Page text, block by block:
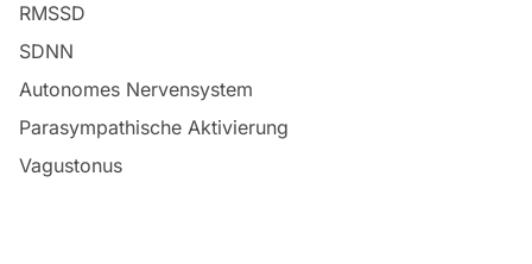
RMSSD
SDNN
Autonomes Nervensystem
Parasympathische Aktivierung
Vagustonus